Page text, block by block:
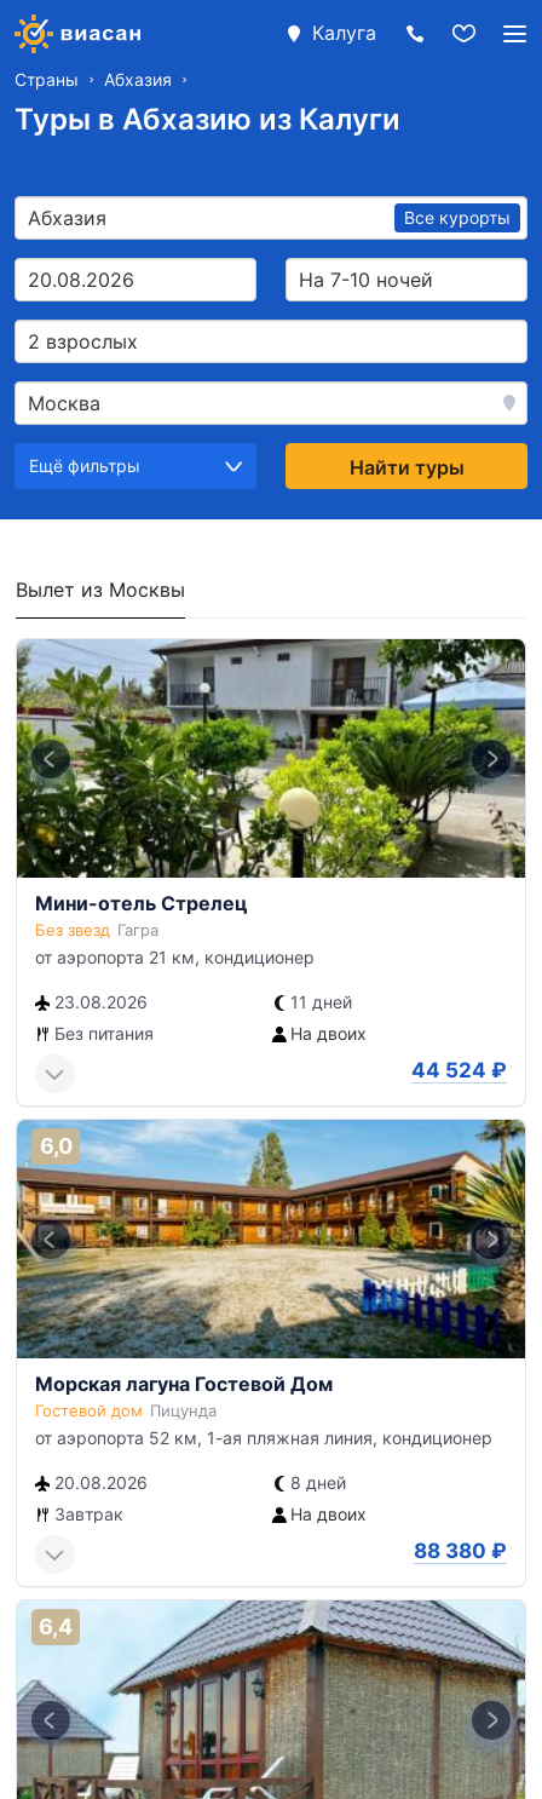
Калуга
Страны Абхазия
Туры в Абхазию из Калуги
Абхазия Все курорты
20.08.2026 На 7-10 ночей
2 взрослых
Москва
Ещё фильтры Найти туры
Вылет из Москвы
Мини-отель Стрелец
Без звезд Гагра
от аэропорта 21 км, кондиционер
23.08.2026
11 дней
Без питания
На двоих
44 524 ₽
6,0
Морская лагуна Гостевой Дом
Гостевой дом Пицунда
от аэропорта 52 км, 1-ая пляжная линия, кондиционер
20.08.2026
8 дней
Завтрак
На двоих
88 380 ₽
6,4